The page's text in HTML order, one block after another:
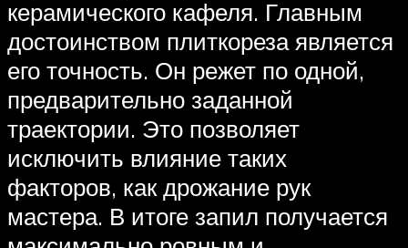
керамического кафеля. Главным
достоинством плиткореза является
его точность. Он режет по одной,
предварительно заданной
траектории. Это позволяет
исключить влияние таких
факторов, как дрожание рук
мастера. В итоге запил получается